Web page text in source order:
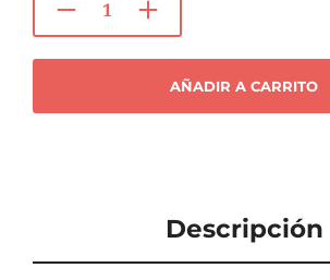
AÑADIR A CARRITO
Descripción